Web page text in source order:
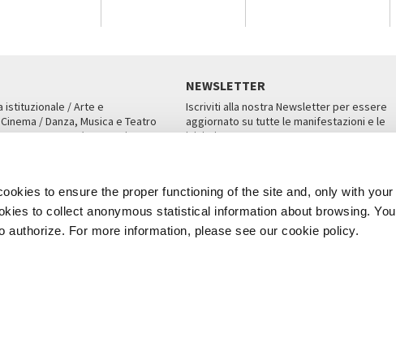
to ensure the proper functioning of the site and, only with your
to collect anonymous statistical information about browsing. You
authorize. For more information, please see our cookie policy.
istituzionale / Arte e
/ Danza, Musica e Teatro
San Marco 1364/A, Venezia
NEWSLETTER
Iscriviti alla nostra Newsletter per essere
aggiornato su tutte le manifestazioni e le
iniziative.